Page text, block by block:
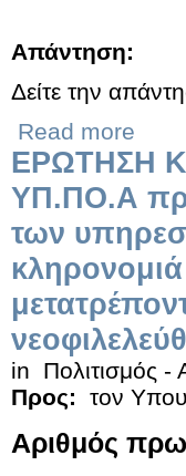
Απάντηση:
Δείτε την
Read more
ΕΡΩΤΗΣΗ
ΥΠ.ΠΟ.Α
των
κληρονομιά
in
Πολιτισμός -
Προς:
τον
Αριθμός